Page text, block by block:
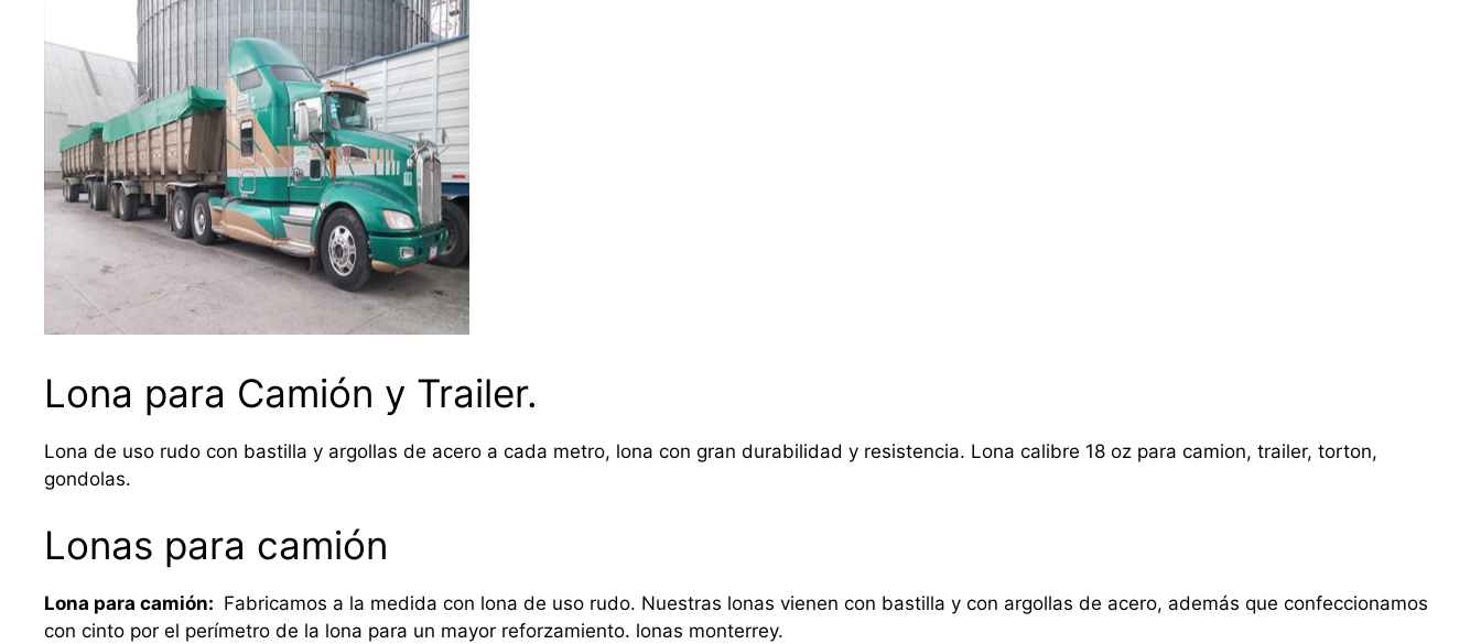
Lona para Camión y Trailer.
Lona de uso rudo con bastilla y argollas de acero a cada metro, lona con gran durabilidad y resistencia. Lona calibre 18 oz para camion, trailer, torton,
gondolas.
Lonas para camión
Lona para camión: Fabricamos a la medida con lona de uso rudo. Nuestras lonas vienen con bastilla y con argollas de acero, además que confeccionamos
con cinto por el perímetro de la lona para un mayor reforzamiento. lonas monterrey.